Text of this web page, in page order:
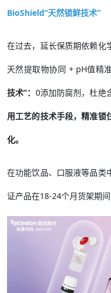
BioShield“天然锁鲜技术”
在过去，延长保质期依赖化
天然提取物协同 + pH值精
技术”： 0添加防腐剂，杜绝
用工艺的技术手段，精准锁
化。
在功能饮品、口服液等品类
证产品在18-24个月货架期间